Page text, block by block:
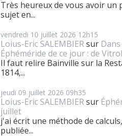
Très heureux de vous avoir un
sujet en...
vendredi 10 juillet 2026 12h15
Loius-Eric SALEMBIERsur
Éphéméride de ce jour : de
Il faut relire Bainville sur la
1814,...
jeudi 09 juillet 2026 09h35
Loius-Eric SALEMBIERsur
juillet
j'ai écrit une méthode de
publiée...